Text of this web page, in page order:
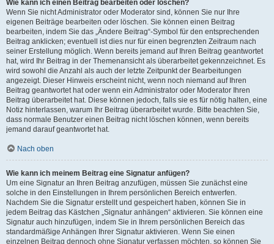
Wie kann ich einen Beitrag bearbeiten oder löschen?
Wenn Sie nicht Administrator oder Moderator sind, können Sie nur Ihre
eigenen Beiträge bearbeiten oder löschen. Sie können einen Beitrag
bearbeiten, indem Sie das „Ändere Beitrag“-Symbol für den entsprechenden
Beitrag anklicken; eventuell ist dies nur für einen begrenzten Zeitraum nach
seiner Erstellung möglich. Wenn bereits jemand auf Ihren Beitrag geantwortet
hat, wird Ihr Beitrag in der Themenansicht als überarbeitet gekennzeichnet. Es
wird sowohl die Anzahl als auch der letzte Zeitpunkt der Bearbeitungen
angezeigt. Dieser Hinweis erscheint nicht, wenn noch niemand auf Ihren
Beitrag geantwortet hat oder wenn ein Administrator oder Moderator Ihren
Beitrag überarbeitet hat. Diese können jedoch, falls sie es für nötig halten, eine
Notiz hinterlassen, warum Ihr Beitrag überarbeitet wurde. Bitte beachten Sie,
dass normale Benutzer einen Beitrag nicht löschen können, wenn bereits
jemand darauf geantwortet hat.
Nach oben
Wie kann ich meinem Beitrag eine Signatur anfügen?
Um eine Signatur an Ihren Beitrag anzufügen, müssen Sie zunächst eine
solche in den Einstellungen in Ihrem persönlichen Bereich entwerfen.
Nachdem Sie die Signatur erstellt und gespeichert haben, können Sie in
jedem Beitrag das Kästchen „Signatur anhängen“ aktivieren. Sie können eine
Signatur auch hinzufügen, indem Sie in Ihrem persönlichen Bereich das
standardmäßige Anhängen Ihrer Signatur aktivieren. Wenn Sie einen
einzelnen Beitrag dennoch ohne Signatur verfassen möchten, so können Sie